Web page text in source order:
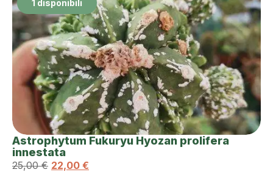
1 disponibili
Astrophytum Fukuryu Hyozan prolifera
innestata
25,00€ 22,00 €